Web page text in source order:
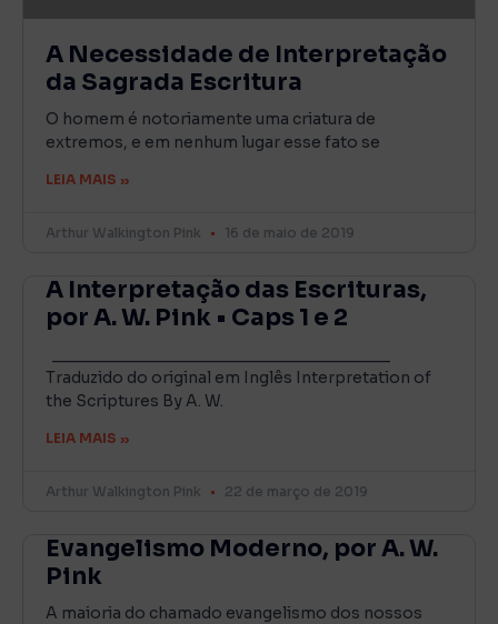
A Necessidade de Interpretação
da Sagrada Escritura
O homem é notoriamente uma criatura de
extremos, e em nenhum lugar esse fato se
LEIA MAIS »
Arthur Walkington Pink 16 de maio de 2019
A Interpretação das Escrituras,
por A. W. Pink • Caps 1 e 2
Traduzido do original em Inglês Interpretation of
the Scriptures By A. W.
LEIA MAIS »
Arthur Walkington Pink 22 de março de 2019
Evangelismo Moderno, por A. W.
Pink
A maioria do chamado evangelismo dos nossos